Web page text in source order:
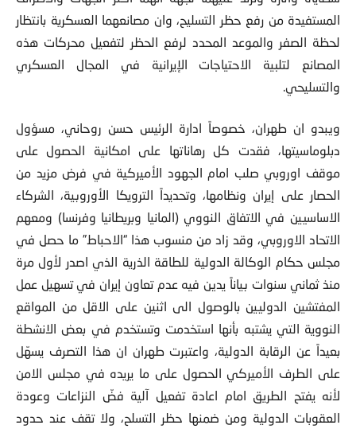
المستفيدة من رفع حظر التسليح، وان مصانعهما العسكرية بانتظار
لحظة الصفر والموعد المحدد لرفع الحظر لتفعيل محركات هذه
المصانع لتلبية الاحتياجات الإيرانية في المجال العسكري
والتسليحي.
ويبدو ان طهران، خصوصاً ادارة الرئيس حسن روحاني، مسؤول
دبلوماسيتها، فقدت كل رهاناتها على امكانية الحصول على
موقف اوروبي صلب امام الجهود الأميركية في فرض مزيد من
الحصار على إيران ونظامها، وتحديداً الترويكا الأوروبية، الشركاء
الاساسيين في الاتفاق النووي (المانيا وبريطانيا وفرنسا) ومعهم
الاتحاد الاوروبي، وقد زاد من منسوب هذا “الاحباط” ما حصل في
مجلس حكام الوكالة الدولية للطاقة الذرية الذي اصدر لأول مرة
منذ ثماني سنوات بياناً يدين فيه عدم تعاون إيران في تسهيل عمل
المفتشين الدوليين بالوصول الى اثنين على الاقل من المواقع
النووية التي يشتبه بأنها استخدمت وتستخدم في بعض الانشطة
بعيداً عن الرقابة الدولية، واعتبرت طهران ان هذا التصرف يسهّل
على الطرف الأميركي الحصول على ما يريده في مجلس الامن
لأنه يفتح الطريق امام اعادة تفعيل آلية فضّ النزاعات وعودة
العقوبات الدولية ومن ضمنها حظر التسلح، ولا تقف عند حدود